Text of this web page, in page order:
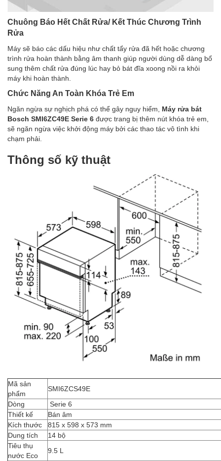
Chuông Báo Hết Chất Rửa/ Kết Thúc Chương Trình
Rửa
Máy sẽ báo các dấu hiệu như chất tẩy rửa đã hết hoặc chương
trình rửa hoàn thành bằng âm thanh giúp người dùng dễ dàng bổ
sung thêm chất rửa đúng lúc hay bỏ bát đĩa xoong nồi ra khỏi
máy khi hoàn thành.
Chức Năng An Toàn Khóa Trẻ Em
Ngăn ngừa sự nghịch phá có thể gây nguy hiểm, Máy rửa bát
Bosch SMI6ZC49E Serie 6 được trang bị thêm nút khóa trẻ em,
sẽ ngăn ngừa việc khởi động máy bởi các thao tác vô tình khi
chạm phải.
Thông số kỹ thuật
Mã sản
phẩm
SMI6ZCS49E
Dòng
Serie 6
Thiết kế
Bán âm
Kích thước
815 x 598 x 573 mm
Dung tích
14 bộ
Tiêu thụ
nước Eco
9.5 L